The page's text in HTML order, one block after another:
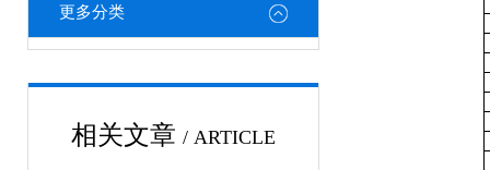
更多分类
相关文章 / ARTICLE